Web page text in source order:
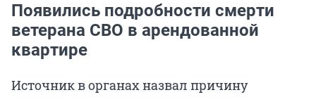
Появились подробности смерти
ветерана СВО в арендованной
квартире
Источник в органах назвал причину